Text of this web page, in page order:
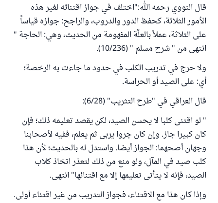
قال النووي رحمه الله:"اختلف في جواز اقتنائه لغير هذه
الأمور الثلاثة، كحفظ الدور والدروب، والراجح: جوازه قياساً
على الثلاثة، عملاً بالعلَّة المفهومة من الحديث، وهي: الحاجة "
انتهى من " شرح مسلم " (10/236).
ولا حرج في تدريب الكلب في حدود ما جاءت به الرخصة؛
أي: على الصيد أو الحراسة.
قال العراقي في "طرح التثريب" (6/28):
" لو اقتنى كلبا لا يحسن الصيد، لكن يقصد تعليمه ذلك؛ فإن
كان كبيرا جاز. وإن كان جروا يربى ثم يعلم، ففيه لأصحابنا
وجهان أصحهما: الجواز أيضا. واستدل له بالحديث؛ لأن هذا
كلب صيد في المآل، ولو منع من ذلك لتعذر اتخاذ كلاب
الصيد، فإنه لا يتأتى تعليمها إلا مع اقتنائها" انتهى.
وإذا كان هذا مع الاقتناء، فجواز التدريب من غير اقتناء أولى.